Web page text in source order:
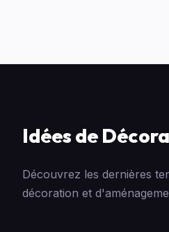
Idées de
Découvrez les dernières
décoration et